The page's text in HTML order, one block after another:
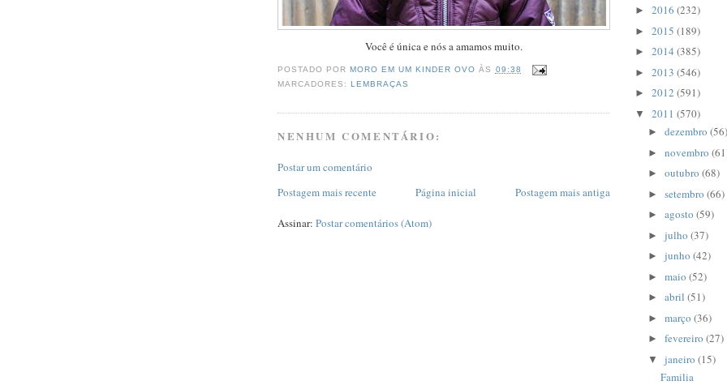
Você é única e nós a amamos muito.
POSTADO POR MORO EM UM KINDER OVO ÀS 09:38
MARCADORES: LEMBRAÇAS
NENHUM COMENTÁRIO:
Postar um comentário
Postagem mais recente
Postagem mais antiga
Página inicial
Assinar: Postar comentários (Atom)
► 2016 (232)
► 2015 (189)
► 2014 (385)
► 2013 (546)
► 2012 (591)
▼ 2011 (570)
► dezembro (56)
► novembro
► outubro (68)
► setembro (66)
► agosto (59)
► julho (37)
► junho (42)
► maio (52)
► abril (51)
► março (36)
► fevereiro (27)
▼ janeiro (15)
Familia